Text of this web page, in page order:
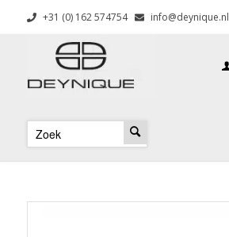
+31 (0) 162 574754 info@deynique.nl